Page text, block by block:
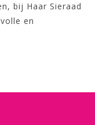
bij Haar Sieraad
en